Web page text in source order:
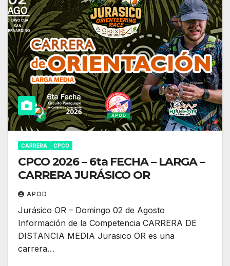
CARRERA CPCO
CPCO 2026 – 6ta FECHA – LARGA –
CARRERA JURÁSICO OR
APOD
Jurásico OR – Domingo 02 de Agosto
Información de la Competencia CARRERA DE
DISTANCIA MEDIA Jurasico OR es una
carrera…